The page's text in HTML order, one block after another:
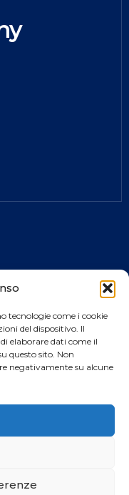
tecnologie come i cookie
del dispositivo. Il
elaborare dati come il
questo sito. Non
negativamente su alcune
(VI) Italy